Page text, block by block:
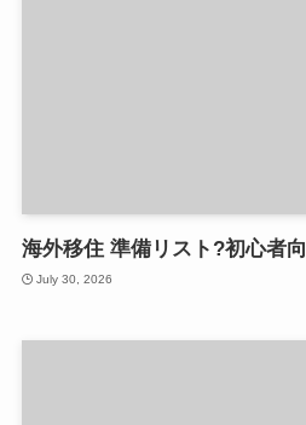
海外移住 準備リスト?初心者
July 30, 2026